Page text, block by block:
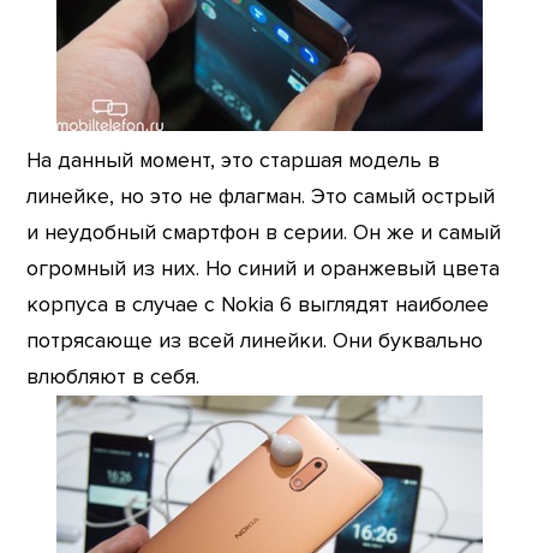
На данный момент, это старшая модель в
линейке, но это не флагман. Это самый острый
и неудобный смартфон в серии. Он же и самый
огромный из них. Но синий и оранжевый цвета
корпуса в случае с Nokia 6 выглядят наиболее
потрясающе из всей линейки. Они буквально
влюбляют в себя.